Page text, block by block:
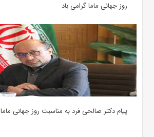
روز جهانی ماما گرامی باد
پیام دکتر صالحی فرد به مناسبت روز جهانی ماما